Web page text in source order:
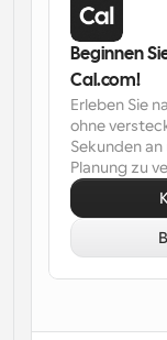
Webhooks
Erhalten
passiert
Beginnen
Cal.com!
Erleben Sie
ohne
Sekunden
Planung zu